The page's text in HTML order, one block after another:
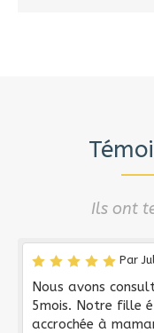
Ils ont
Par
Nous avons
5mois. Notre fille
accrochée à